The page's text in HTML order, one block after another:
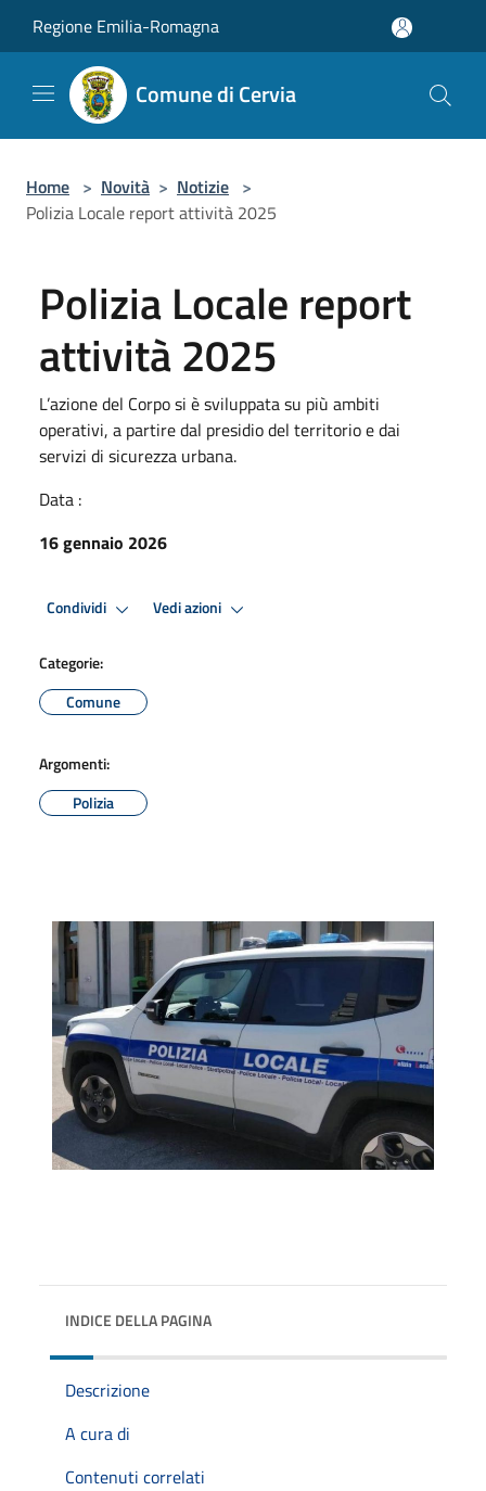
Regione Emilia-Romagna
Comune di Cervia
Home > Novità > Notizie >
Polizia Locale report attività 2025
Polizia Locale report
attività 2025
L’azione del Corpo si è sviluppata su più ambiti
operativi, a partire dal presidio del territorio e dai
servizi di sicurezza urbana.
Data :
16 gennaio 2026
Condividi Vedi azioni
Categorie:
Comune
Argomenti:
Polizia
INDICE DELLA PAGINA
Descrizione
A cura di
Contenuti correlati